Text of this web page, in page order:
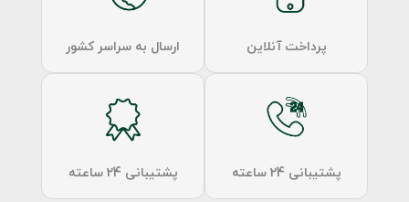
پرداخت آنلاین ارسال به سراسر کشور
پشتیبانی 24 ساعته پشتیبانی 24 ساعته